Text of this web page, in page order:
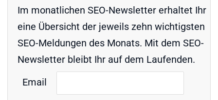
Im monatlichen SEO-Newsletter erhaltet Ihr
eine Übersicht der jeweils zehn wichtigsten
SEO-Meldungen des Monats. Mit dem SEO-
Newsletter bleibt Ihr auf dem Laufenden.
Email